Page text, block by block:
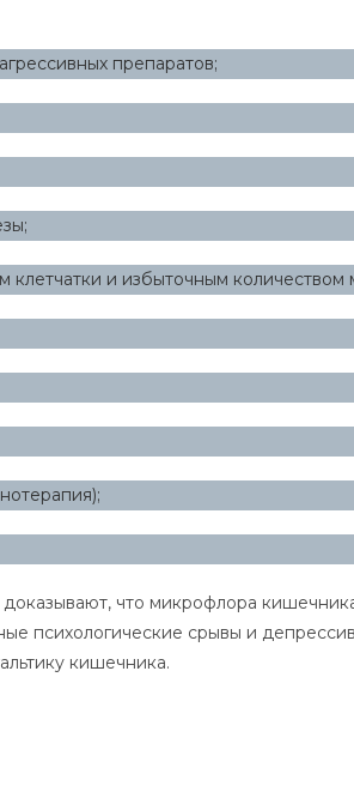
препаратов;
и избыточным количеством
что микрофлора
психологические срывы и
кишечника.